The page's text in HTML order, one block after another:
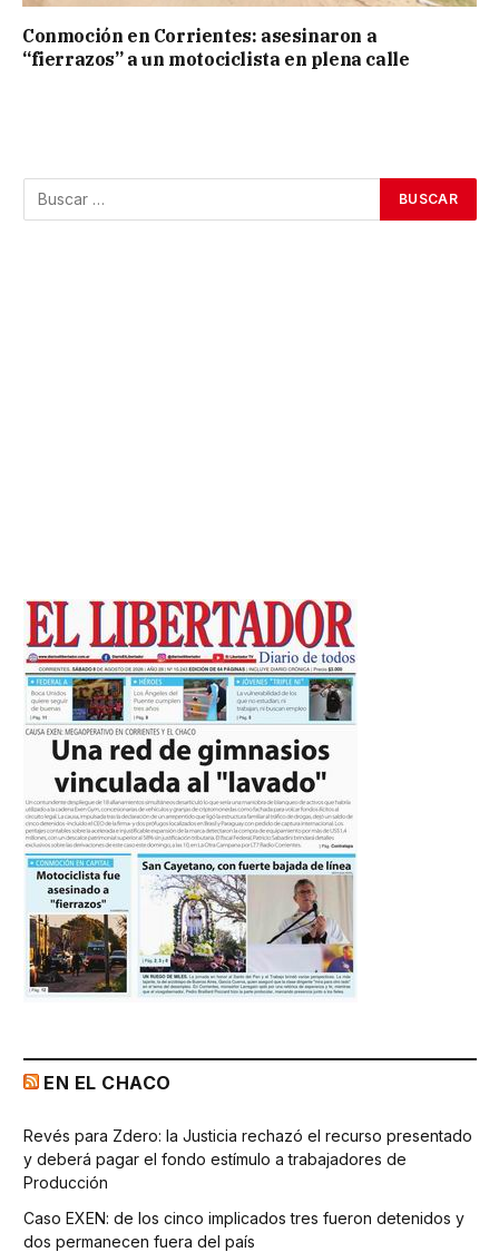
Conmoción en Corrientes: asesinaron a
“fierrazos” a un motociclista en plena calle
EN EL CHACO
Revés para Zdero: la Justicia rechazó el recurso presentado
y deberá pagar el fondo estímulo a trabajadores de
Producción
Caso EXEN: de los cinco implicados tres fueron detenidos y
dos permanecen fuera del país